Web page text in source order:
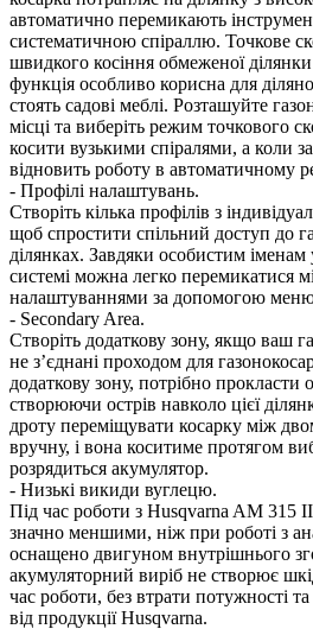
автоматично перемикають
систематичною спіраллю. Точкове
швидкого косіння обмеженої
функція особливо корисна для
стоять садові меблі. Розташуйте
місці та виберіть режим точкового
косити вузькими спіралями, а коли
відновить роботу в автоматичному
- Профілі налаштувань.
Створіть кілька профілів з
щоб спростити спільний доступ до
ділянках. Завдяки особистим
системі можна легко перемикатися
налаштуваннями за допомогою
- Secondary Area.
Створіть додаткову зону, якщо ваш
не з’єднані проходом для
додаткову зону, потрібно прокласти
створюючи острів навколо цієї
дроту переміщувати косарку між
вручну, і вона коситиме протягом
розрядиться акумулятор.
- Низькі викиди вуглецю.
Під час роботи з Husqvarna AM 315
значно меншими, ніж при роботі з
оснащено двигуном внутрішнього
акумуляторний виріб не створює
час роботи, без втрати потужності та
від продукції Husqvarna.